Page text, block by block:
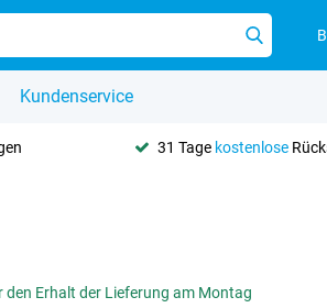
Kundenservice
31 Tage kostenlose
den Erhalt der Lieferung am Montag